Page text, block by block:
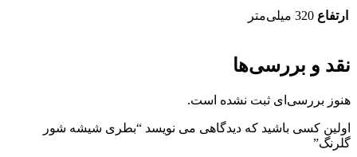
ارتفاع 320 میلی‌متر
نقد و بررسی‌ها
هنوز بررسی‌ای ثبت نشده است.
اولین کسی باشید که دیدگاهی می نویسد “بطری شیشه شور
گلرنگ”